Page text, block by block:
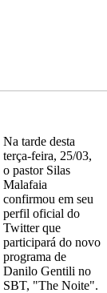
Na tarde desta
terça-feira, 25/03,
o pastor Silas
Malafaia
confirmou em seu
perfil oficial do
Twitter que
participará do novo
programa de
Danilo Gentili no
SBT, "The Noite".